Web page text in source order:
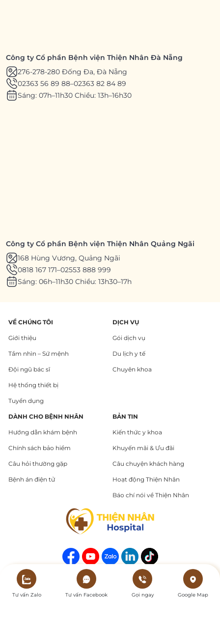
Công ty Cổ phần Bệnh viện Thiện Nhân Đà Nẵng
276-278-280 Đống Đa, Đà Nẵng
02363 56 89 88–02363 82 84 89
Sáng: 07h–11h30 Chiều: 13h–16h30
Công ty Cổ phần Bệnh viện Thiện Nhân Quảng Ngãi
168 Hùng Vương, Quảng Ngãi
0818 167 171–02553 888 999
Sáng: 06h–11h30 Chiều: 13h30–17h
VỀ CHÚNG TÔI
Giới thiệu
Tầm nhìn – Sứ mệnh
Đội ngũ bác sĩ
Hệ thống thiết bị
Tuyển dụng
DỊCH VỤ
Gói dịch vụ
Du lịch y tế
Chuyên khoa
DÀNH CHO BỆNH NHÂN
Hướng dẫn khám bệnh
Chính sách bảo hiểm
Câu hỏi thường gặp
Bệnh án điện tử
BẢN TIN
Kiến thức y khoa
Khuyến mãi & Ưu đãi
Câu chuyện khách hàng
Hoạt động Thiện Nhân
Báo chí nói về Thiện Nhân
Copyright © 2025 Thiện Nhân. All Rights Reserved.
Tư vấn Zalo Tư vấn Facebook Gọi ngay Google Map